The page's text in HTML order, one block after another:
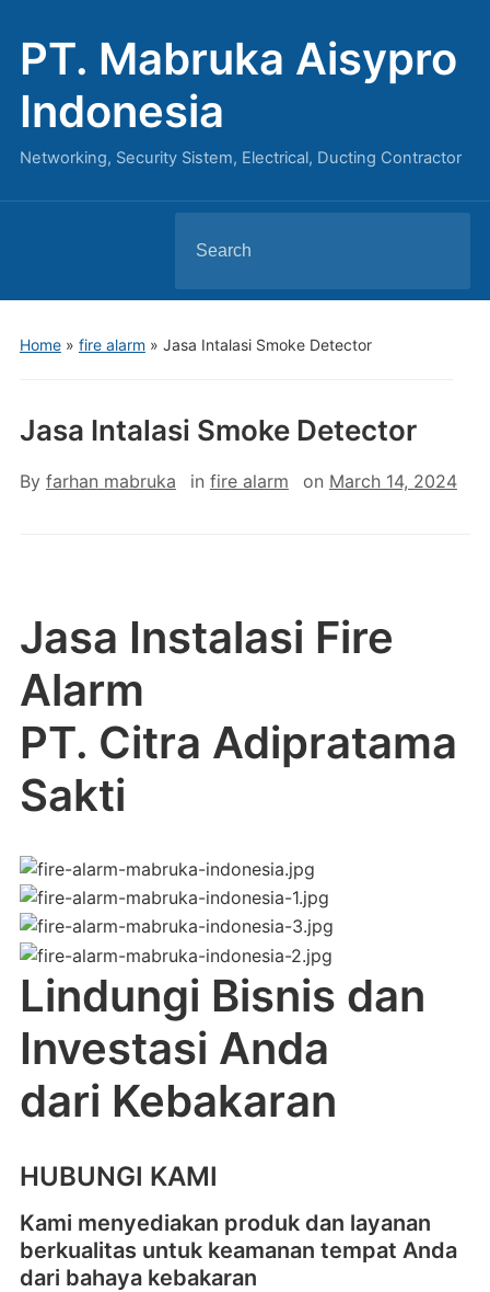
PT. Mabruka Aisypro
Indonesia
Networking, Security Sistem, Electrical, Ducting Contractor
for:
Home» fire alarm » Jasa Intalasi Smoke Detector
Jasa Intalasi Smoke Detector
By farhan mabruka in fire alarm on March 14, 2024
Jasa Instalasi Fire
Alarm
PT. Citra Adipratama
Sakti
Lindungi Bisnis dan
Investasi Anda
dari Kebakaran
HUBUNGI KAMI
Kami menyediakan produk dan layanan
berkualitas untuk keamanan tempat Anda
dari bahaya kebakaran